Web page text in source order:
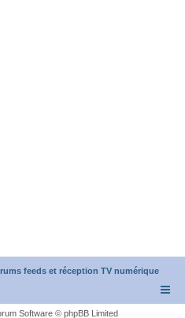
feeds et réception TV numérique
Software © phpBB Limited